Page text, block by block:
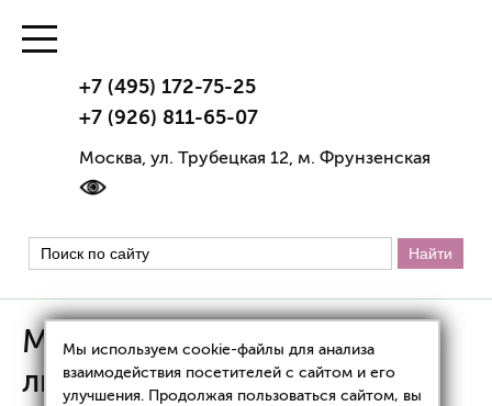
+7 (495) 172-75-25
+7 (926) 811-65-07
Москва, ул. Трубецкая 12, м. Фрунзенская
Микроигольчатый RF-
лифтинг Scarlet
Мы используем cookie-файлы для анализа
взаимодействия посетителей с сайтом и его
улучшения. Продолжая пользоваться сайтом, вы